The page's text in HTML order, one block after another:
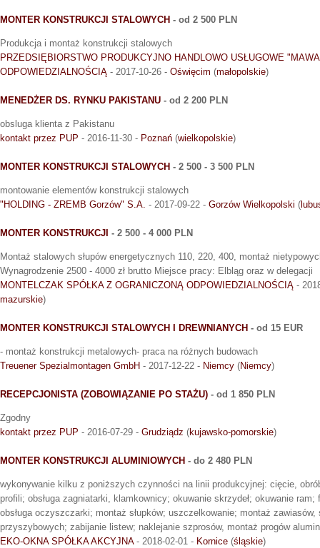
MONTER KONSTRUKCJI STALOWYCH - od 2 500 PLN
Produkcja i montaż konstrukcji stalowych
PRZEDSIĘBIORSTWO PRODUKCYJNO HANDLOWO USŁUGOWE
ODPOWIEDZIALNOŚCIĄ - 2017-10-26 - Oświęcim (małopolskie)
MENEDŻER DS. RYNKU PAKISTANU - od 2 200 PLN
obsluga klienta z Pakistanu
kontakt przez PUP - 2016-11-30 - Poznań (wielkopolskie)
MONTER KONSTRUKCJI STALOWYCH - 2 500 - 3 500 PLN
montowanie elementów konstrukcji stalowych
"HOLDING - ZREMB Gorzów" S.A. - 2017-09-22 - Gorzów Wielkopolski (
MONTER KONSTRUKCJI - 2 500 - 4 000 PLN
Montaż stalowych słupów energetycznych 110, 220, 400, montaż
Wynagrodzenie 2500 - 4000 zł brutto Miejsce pracy: Elbląg oraz w delegacji
MONTELCZAK SPÓŁKA Z OGRANICZONĄ ODPOWIEDZIALNOŚCIĄ -
mazurskie)
MONTER KONSTRUKCJI STALOWYCH I DREWNIANYCH - od 15 EUR
- montaż konstrukcji metalowych- praca na różnych budowach
Treuener Spezialmontagen GmbH - 2017-12-22 - Niemcy (Niemcy)
RECEPCJONISTA (ZOBOWIĄZANIE PO STAŻU) - od 1 850 PLN
Zgodny
kontakt przez PUP - 2016-07-29 - Grudziądz (kujawsko-pomorskie)
MONTER KONSTRUKCJI ALUMINIOWYCH - do 2 480 PLN
wykonywanie kilku z poniższych czynności na linii produkcyjnej: cięcie,
profili; obsługa zagniatarki, klamkownicy; okuwanie skrzydeł; okuwanie
obsługa oczyszczarki; montaż słupków; uszczelkowanie; montaż
przyszybowych; zabijanie listew; naklejanie szprosów, montaż progów
EKO-OKNA SPÓŁKA AKCYJNA- 2018-02-01 - Kornice (śląskie)